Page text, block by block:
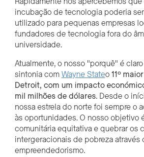
incubação de tecnologia poderia
utilizado para pequenas empresas
fundadores de tecnologia fora do
universidade.
Atualmente, o nosso "porquê" é
sintonia comWayne Stateo11º
Detroit, com um impacto
mil milhões de dólares. Desde o
nossa estrela do norte foi sempre o
às oportunidades. O nosso objetivo
comunitária equitativa e quebrar os
intergeracionais de pobreza através
empreendedorismo.